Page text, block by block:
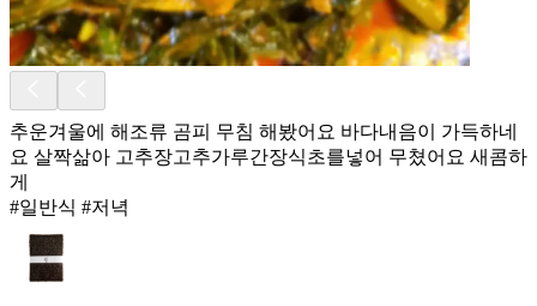
추운겨울에 해조류 곰피 무침 해봤어요 바다내음이 가득하네
요 살짝삶아 고추장고추가루간장식초를넣어 무쳤어요 새콤하
게
#일반식 #저녁